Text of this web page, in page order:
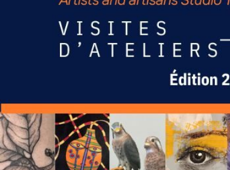
TOUS LES CHEMINS